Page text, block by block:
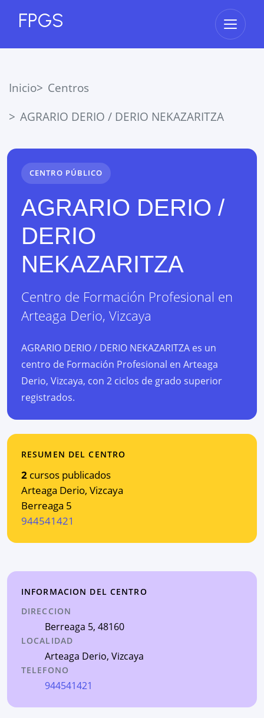
FPGS Abrir
Inicio
Centros
AGRARIO DERIO / DERIO NEKAZARITZA
CENTRO PÚBLICO
AGRARIO DERIO /
DERIO
NEKAZARITZA
Centro de Formación Profesional en
Arteaga Derio, Vizcaya
AGRARIO DERIO / DERIO NEKAZARITZA es un
centro de Formación Profesional en Arteaga
Derio, Vizcaya, con 2 ciclos de grado superior
registrados.
RESUMEN DEL CENTRO
2 cursos publicados
Arteaga Derio, Vizcaya
Berreaga 5
944541421
INFORMACION DEL CENTRO
DIRECCION
Berreaga 5, 48160
LOCALIDAD
Arteaga Derio, Vizcaya
TELEFONO
944541421